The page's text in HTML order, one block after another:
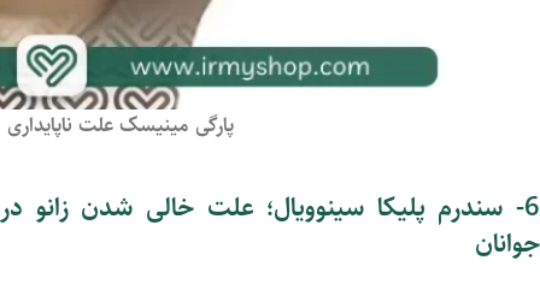
پارگی مینیسک علت
6- سندرم پلیکا سینوویال ؛ علت خالی شدن زانو در
جوانان